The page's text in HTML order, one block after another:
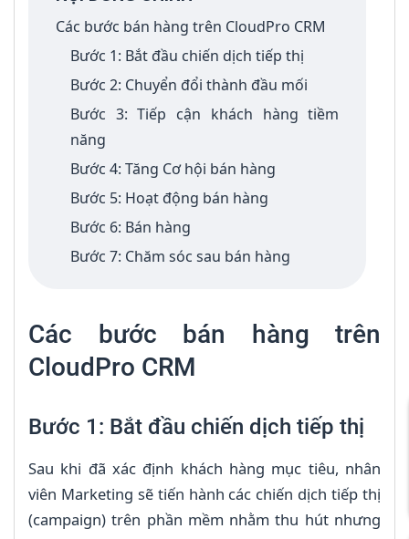
Các bước bán hàng trên CloudPro CRM
Bước 1: Bắt đầu chiến dịch tiếp thị
B­ước 2: Chuyển đổi thành đầu mối
Bước 3: Tiếp cận khách hàng tiềm
năng
Bước 4: Tăng Cơ hội bán hàng
Bước 5: Hoạt động bán hàng
Bước 6: Bán hàng
Bước 7: Chăm sóc sau bán hàng
Các bước bán hàng trên
CloudPro CRM
Bước 1: Bắt đầu chiến dịch tiếp thị
Sau khi đã xác định khách hàng mục tiêu, nhân
viên Marketing sẽ tiến hành các chiến dịch tiếp thị
(campaign) trên phần mềm nhằm thu hút nhưng